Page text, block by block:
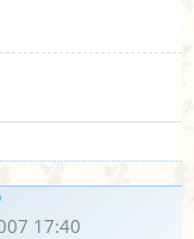
17:40